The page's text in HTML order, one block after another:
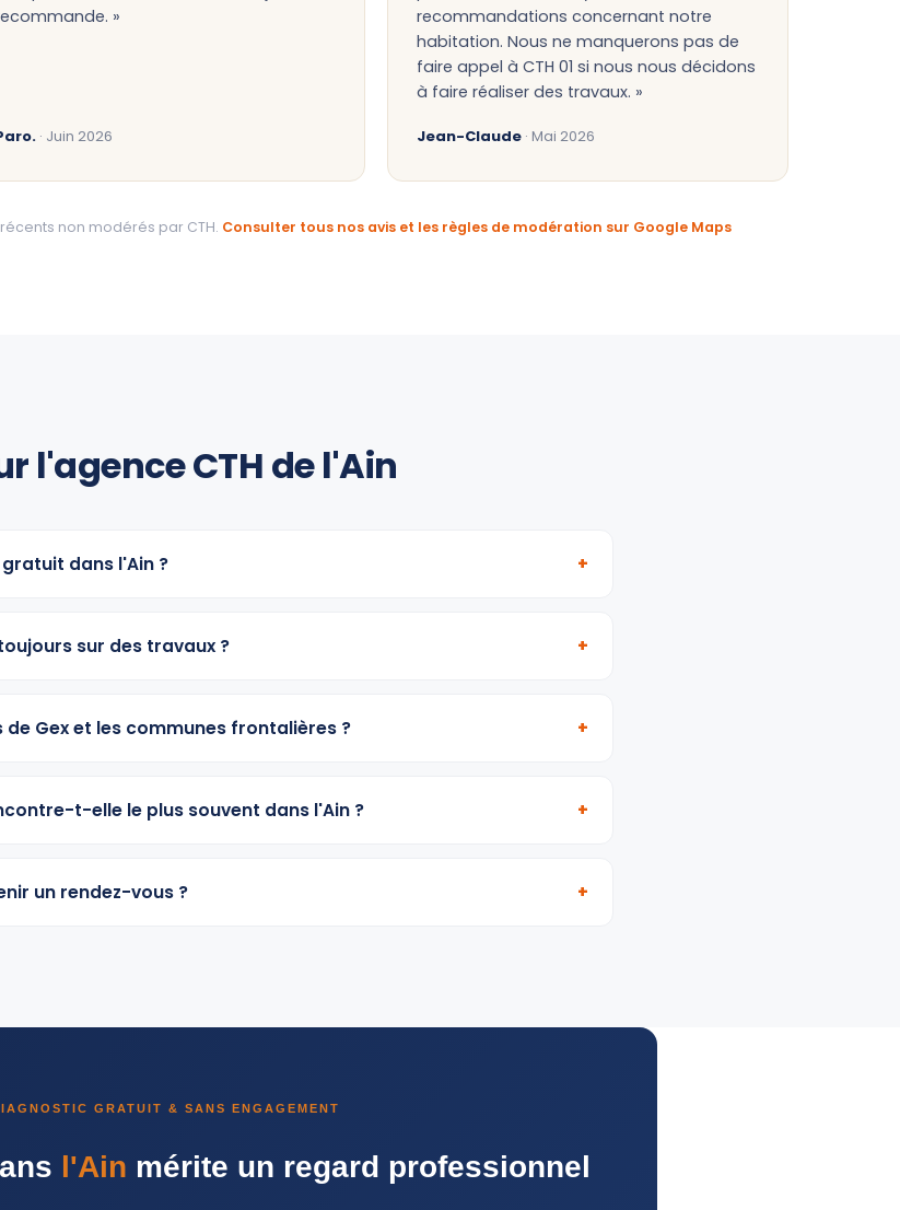
»
· Juin 2026
recommandations concernant notre
habitation. Nous ne manquerons pas de
faire appel à CTH 01 si nous nous décidons
à faire réaliser des travaux. »
Jean-Claude · Mai 2026
non modérés par CTH. Consulter tous nos avis et les règles de modération sur Google Maps
l'agence CTH de l'Ain
dans l'Ain ?
sur des travaux ?
Gex et les communes frontalières ?
t-elle le plus souvent dans l'Ain ?
un rendez-vous ?
GRATUIT & SANS ENGAGEMENT
l'Ain mérite un regard professionnel